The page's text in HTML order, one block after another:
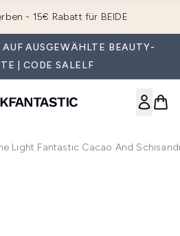
- 15€ Rabatt für BEIDE
AUSGEWÄHLTE BEAUTY-
| CODE SALELF
Light Fantastic Cacao And